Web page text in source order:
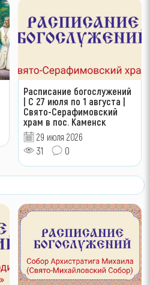
Расписание богослужений
| С 27 июля по 1 августа |
Свято-Серафимовский
храм в пос. Каменск
29 июля 2026
31
0